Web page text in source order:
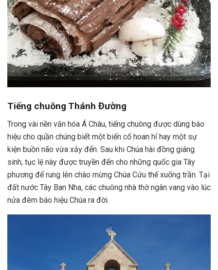
Tiếng chuông Thánh Đường
Trong vài nền văn hóa Á Châu, tiếng chuông được dùng báo
hiệu cho quần chúng biết một biến cố hoan hỉ hay một sự
kiện buồn não vừa xảy đến. Sau khi Chúa hài đồng giáng
sinh, tục lệ này được truyền đến cho những quốc gia Tây
phương để rung lên chào mừng Chúa Cứu thế xuống trần. Tại
đất nước Tây Ban Nha, các chuông nhà thờ ngân vang vào lúc
nửa đêm báo hiệu Chúa ra đời.